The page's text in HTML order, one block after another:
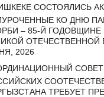
СОСТОЯЛИСЬ
КО ДНЮ
– 85-Й ГОДОВЩИНЕ
ОТЕЧЕСТВЕННОЙ
2026
СОВЕТ
ТРЕБУЕТ